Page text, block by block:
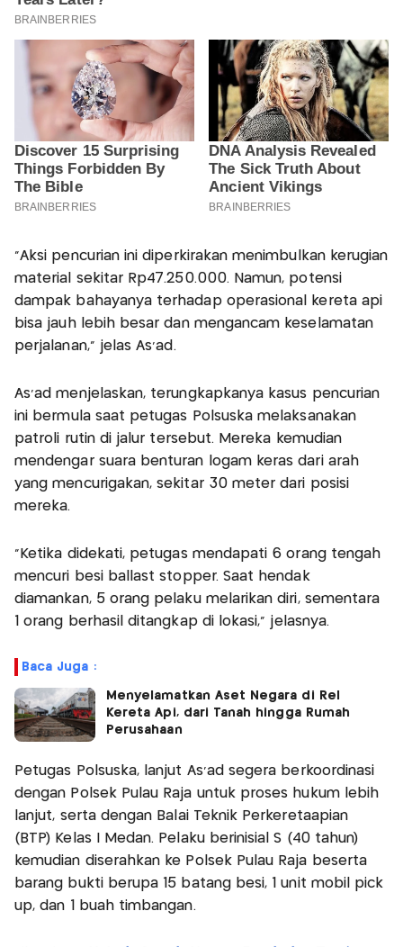
"Aksi pencurian ini diperkirakan menimbulkan kerugian
material sekitar Rp47.250.000. Namun, potensi
dampak bahayanya terhadap operasional kereta api
bisa jauh lebih besar dan mengancam keselamatan
perjalanan," jelas As'ad.
As'ad menjelaskan, terungkapkanya kasus pencurian
ini bermula saat petugas Polsuska melaksanakan
patroli rutin di jalur tersebut. Mereka kemudian
mendengar suara benturan logam keras dari arah
yang mencurigakan, sekitar 30 meter dari posisi
mereka.
"Ketika didekati, petugas mendapati 6 orang tengah
mencuri besi ballast stopper. Saat hendak
diamankan, 5 orang pelaku melarikan diri, sementara
1 orang berhasil ditangkap di lokasi," jelasnya.
Baca Juga :
Menyelamatkan Aset Negara di Rel
Kereta Api, dari Tanah hingga Rumah
Perusahaan
Petugas Polsuska, lanjut As'ad segera berkoordinasi
dengan Polsek Pulau Raja untuk proses hukum lebih
lanjut, serta dengan Balai Teknik Perkeretaapian
(BTP) Kelas I Medan. Pelaku berinisial S (40 tahun)
kemudian diserahkan ke Polsek Pulau Raja beserta
barang bukti berupa 15 batang besi, 1 unit mobil pick
up, dan 1 buah timbangan.